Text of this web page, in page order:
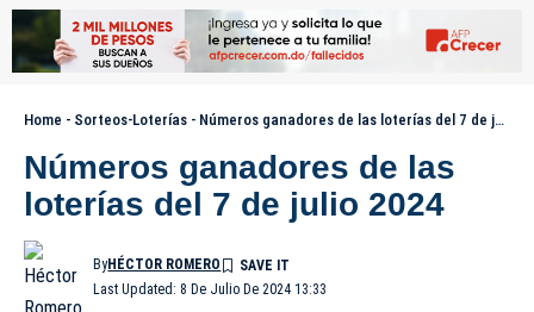
Home - Sorteos-Loterías - Números ganadores de las loterías del 7 de julio 2024
Números ganadores de las
loterías del 7 de julio 2024
Last Updated: 8 De Julio De 2024 13:33
ByHÉCTOR ROMERO